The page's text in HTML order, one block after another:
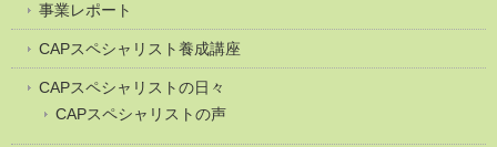
事業レポート
CAPスペシャリスト養成講座
CAPスペシャリストの日々
CAPスペシャリストの声